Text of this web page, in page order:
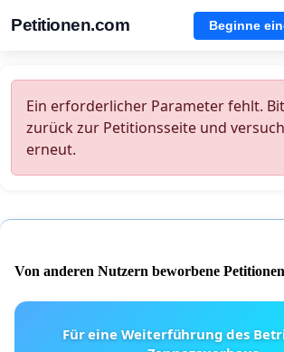
Petitionen.com Beginne
Ein erforderlicher Parameter fehlt.
zurück zur Petitionsseite und
erneut.
Von anderen Nutzern beworbene Petitionen
Für eine Weiterführung des